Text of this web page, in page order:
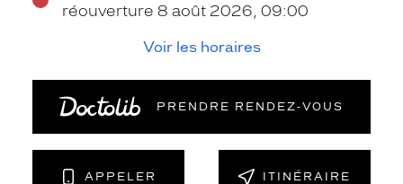
réouverture 8 août 2026, 09:00
Voir les horaires
PRENDRE RENDEZ‑VOUS
APPELER ITINÉRAIRE